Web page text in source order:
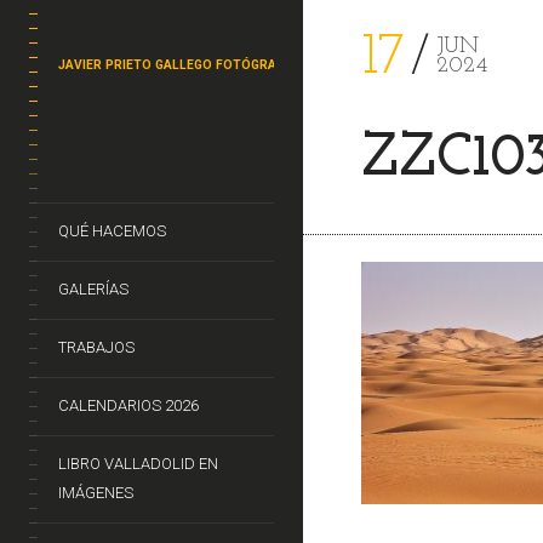
JAVIER PRIETO GALLEGO FOTÓGRAFO
QUÉ HACEMOS
GALERÍAS
TRABAJOS
CALENDARIOS 2026
LIBRO VALLADOLID EN
IMÁGENES
17
JUN
2024